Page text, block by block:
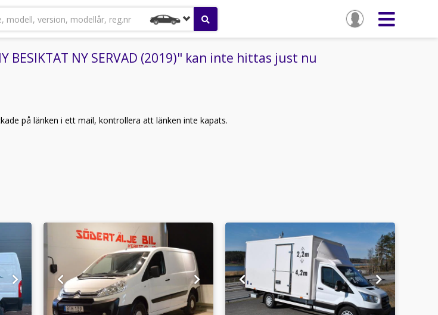
modell, version, modellår, reg.nr
BESIKTAT NY SERVAD (2019)" kan inte hittas just nu
på länken i ett mail, kontrollera att länken inte kapats.